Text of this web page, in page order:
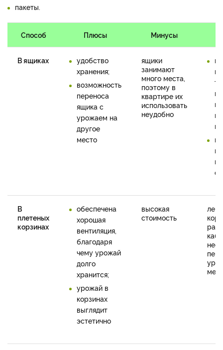
пакеты.
Способ Плюсы Минусы
В ящиках
удобство
хранения;
возможность
переноса
ящика с
урожаем на
другое
место
ящики
занимают
много места,
поэтому в
квартире их
использовать
неудобно
в
В
плетеных
корзинах
обеспечена
хорошая
вентиляция,
благодаря
чему урожай
долго
хранится;
урожай в
корзинах
выглядит
эстетично
высокая
стоимость